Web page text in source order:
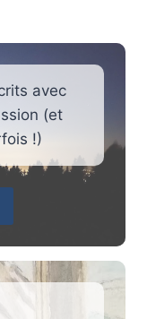
avec
(et
!)